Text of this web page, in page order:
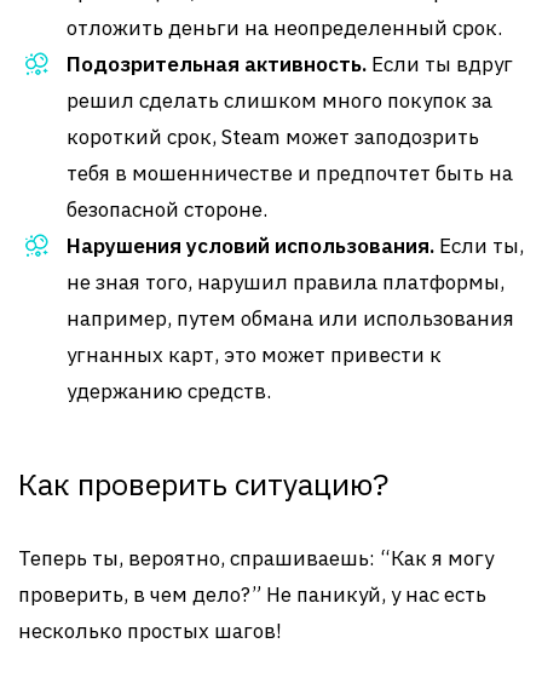
отложить деньги на неопределенный срок.
Подозрительная активность. Если ты вдруг
решил сделать слишком много покупок за
короткий срок, Steam может заподозрить
тебя в мошенничестве и предпочтет быть на
безопасной стороне.
Нарушения условий использования. Если ты,
не зная того, нарушил правила платформы,
например, путем обмана или использования
угнанных карт, это может привести к
удержанию средств.
Как проверить ситуацию?
Теперь ты, вероятно, спрашиваешь: “Как я могу
проверить, в чем дело?” Не паникуй, у нас есть
несколько простых шагов!